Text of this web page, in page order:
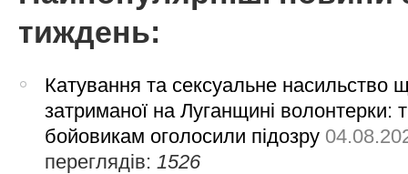
тиждень:
Катування та сексуальне насильство
затриманої на Луганщині волонтерки:
бойовикам оголосили підозру
переглядів: 1526